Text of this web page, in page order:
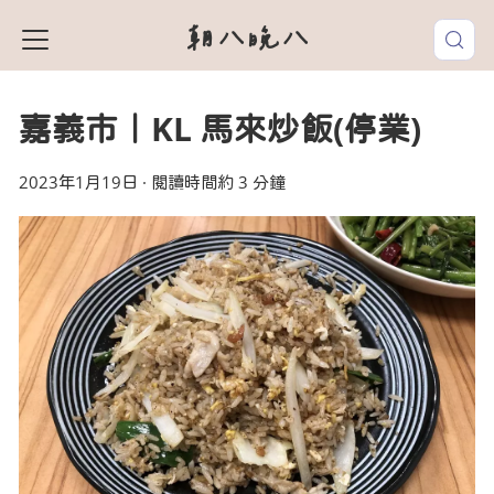
朝八晚八
嘉義市｜KL 馬來炒飯(停業)
2023年1月19日 · 閱讀時間約 3 分鐘